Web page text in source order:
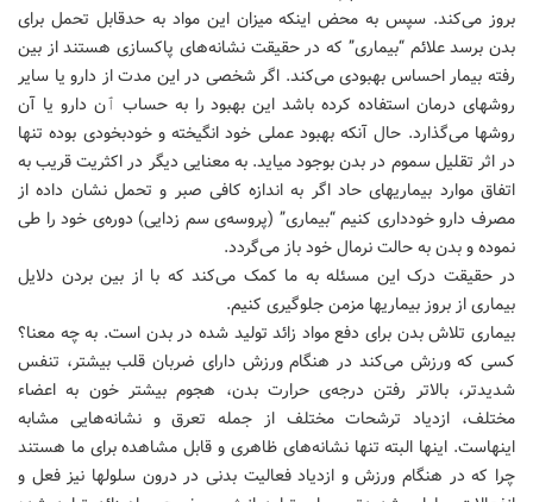
بروز می‌کند. سپس به محض اینکه میزان این مواد به حدقابل تحمل برای
بدن برسد علائم “بیماری” که در حقیقت نشانه‌های پاکسازی هستند از بین
رفته بیمار احساس بهبودی می‌کند. اگر شخصی در این مدت از دارو یا سایر
روشهای درمان استفاده کرده باشد این بهبود را به حساب ٱن دارو یا آن
روشها می‌گذارد. حال آنکه بهبود عملی خود انگیخته و خودبخودی بوده تنها
در اثر تقلیل سموم در بدن بوجود میاید. به معنایی دیگر در اکثریت قریب به
اتفاق موارد بیماریهای حاد اگر به اندازه کافی صبر و تحمل نشان داده از
مصرف دارو خودداری کنیم “بیماری” (پروسه‌ی سم زدایی) دوره‌ی خود را طی
نموده و بدن به حالت نرمال خود باز می‌گردد.
در حقیقت درک این مسئله به ما کمک می‌کند که با از بین بردن دلایل
بیماری از بروز بیماریها مزمن جلوگیری کنیم.
بیماری تلاش بدن برای دفع مواد زائد تولید شده در بدن است. به چه معنا؟
کسی که ورزش می‌کند در هنگام ورزش دارای ضربان قلب بیشتر، تنفس
شدیدتر، بالاتر رفتن درجه‌ی حرارت بدن، هجوم بیشتر خون به اعضاء
مختلف، ازدیاد ترشحات مختلف از جمله تعرق و نشانه‌هایی مشابه
اینهاست. اینها البته تنها نشانه‌های ظاهری و قابل مشاهده برای ما هستند
چرا که در هنگام ورزش و ازدیاد فعالیت بدنی در درون سلولها نیز فعل و